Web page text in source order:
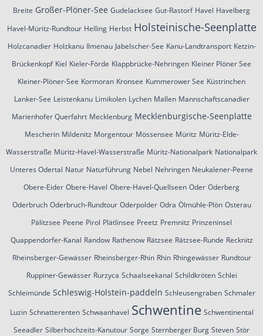
Breite Großer-Plöner-See Gudelacksee Gut-Rastorf Havel Havelberg
Havel-Müritz-Rundtour Helling Herbst Holsteinische-Seenplatte
Holzcanadier Holzkanu Ilmenau Jabelscher-See Kanu-Landtransport Ketzin-
Brückenkopf Kiel Kieler-Förde Klappbrücke-Nehringen Kleiner Plöner See
Kleiner-Plöner-See Kormoran Kronsee Kummerower See Küstrinchen
Lanker-See Leistenkanu Limikolen Lychen Mallen Mannschaftscanadier
Marienhofer Querfahrt Mecklenburg Mecklenburgische-Seenplatte
Mescherin Mildenitz Morgentour Mössensee Müritz Müritz-Elde-
Wasserstraße Müritz-Havel-Wasserstraße Müritz-Nationalpark Nationalpark
Unteres Odertal Natur Naturführung Nebel Nehringen Neukalener-Peene
Obere-Eider Obere-Havel Obere-Havel-Quellseen Oder Oderberg
Oderbruch Oderbruch-Rundtour Oderpolder Odra Ölmühle-Plön Osterau
Pälitzsee Peene Pirol Plätlinsee Preetz Premnitz Prinzeninsel
Quappendorfer-Kanal Randow Rathenow Rätzsee Rätzsee-Runde Recknitz
Rheinsberger-Gewässer Rheinsberger-Rhin Rhin Rhingewässer Rundtour
Ruppiner-Gewässer Rurzyca Schaalseekanal Schildkröten Schlei
Schleimünde Schleswig-Holstein-paddeln Schleusengraben Schmaler
Luzin Schnatterenten Schwaanhavel Schwentine Schwentinental
Seeadler Silberhochzeits-Kanutour Sorge Sternberger Burg Steven Stör